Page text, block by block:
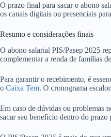
O prazo final para sacar o abono
os canais digitais ou presenciais
Resumo e considerações finais
O abono salarial PIS/Pasep 2025
complementar a renda de famílias
Para garantir o recebimento, é
o Caixa Tem. O cronograma
Em caso de dúvidas ou problemas
sacar seu benefício dentro do